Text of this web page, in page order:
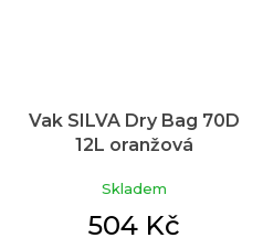
Vak SILVA Dry Bag 70D
12L oranžová
Skladem
504 Kč